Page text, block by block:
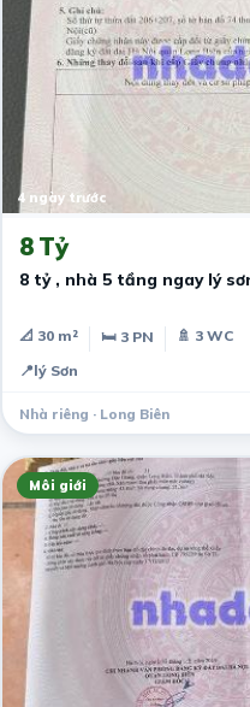
4 ngày trước
8 Tỷ
8 tỷ , nhà 5 tầng ngay lý
📐 30 m² 🛏 3 PN
🚿 3 WC
📍lý Sơn
Nhà riêng · Long Biên
Môi giới